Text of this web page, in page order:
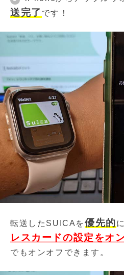
送完了 です！
転送したSUICAを優先的
レスカードの設定をオ
でもオンオフできます。